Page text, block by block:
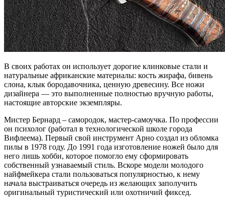
В своих работах он использует дорогие клинковые стали и
натуральные африканские материалы: кость жирафа, бивень
слона, клык бородавочника, ценную древесину. Все ножи
дизайнера — это выполненные полностью вручную работы,
настоящие авторские экземпляры.
Мистер Бернард – самородок, мастер-самоучка. По профессии
он психолог (работал в технологической школе города
Вифлеема). Первый свой инструмент Арно создал из обломка
пилы в 1978 году. До 1991 года изготовление ножей было для
него лишь хобби, которое помогло ему сформировать
собственный узнаваемый стиль. Вскоре модели молодого
найфмейкера стали пользоваться популярностью, к нему
начала выстраиваться очередь из желающих заполучить
оригинальный туристический или охотничий фиксед.